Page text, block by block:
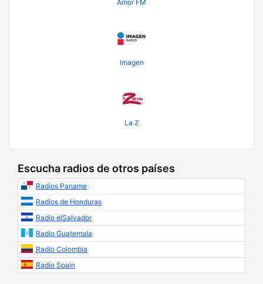
Amor FM
Imagen
La Z
Escucha radios de otros países
Radios Paname
Radios de Honduras
Radio elSalvador
Radio Guatemala
Radio Colombia
Radio Spain